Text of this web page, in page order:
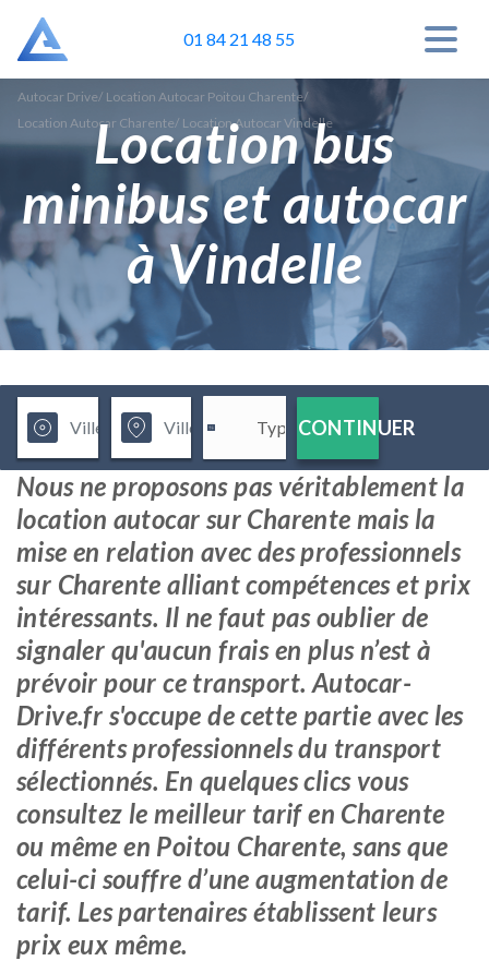
01 84 21 48 55
Autocar Drive/ Location Autocar Poitou Charente/
Location Autocar Charente/ Location Autocar Vindelle
Location bus
minibus et autocar
à Vindelle
CONTINUER
Nous ne proposons pas véritablement la
location autocar sur Charente mais la
mise en relation avec des professionnels
sur Charente alliant compétences et prix
intéressants. Il ne faut pas oublier de
signaler qu'aucun frais en plus n’est à
prévoir pour ce transport. Autocar-
Drive.fr s'occupe de cette partie avec les
différents professionnels du transport
sélectionnés. En quelques clics vous
consultez le meilleur tarif en Charente
ou même en Poitou Charente, sans que
celui-ci souffre d’une augmentation de
tarif. Les partenaires établissent leurs
prix eux même.